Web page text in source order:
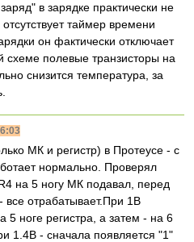
в зарядке практически не
таймер времени
он фактически отключает
схеме полевые транзисторы на
снизится температура, за
МК и регистр) в Протеусе - с
нормально. Проверял
на 5 ногу МК подавал, перед
отрабатывает.При 1В
5 ноге регистра, а затем - на 6
1.4В - сначала появляется "1"